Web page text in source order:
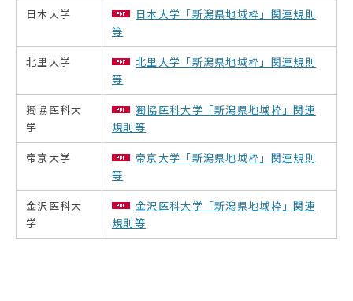
日本大学
日本大学「新潟県地域枠」関連規則
等
北里大学
北里大学「新潟県地域枠」関連規則
等
獨協医科大
学
獨協医科大学「新潟県地域枠」関連
規則等
帝京大学
帝京大学「新潟県地域枠」関連規則
等
金沢医科大
学
金沢医科大学「新潟県地域枠」関連
規則等